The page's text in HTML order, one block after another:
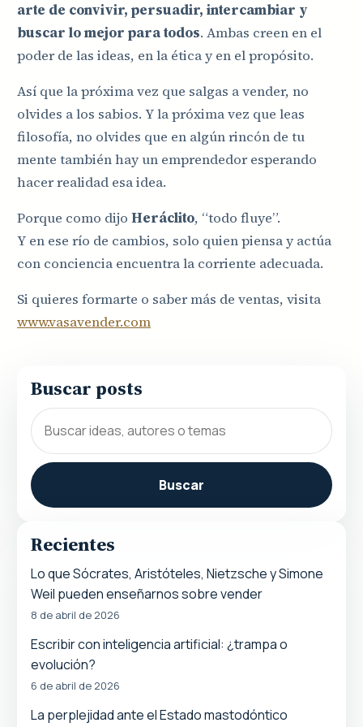
arte de convivir, persuadir, intercambiar y
buscar lo mejor para todos. Ambas creen en el
poder de las ideas, en la ética y en el propósito.
Así que la próxima vez que salgas a vender, no
olvides a los sabios. Y la próxima vez que leas
filosofía, no olvides que en algún rincón de tu
mente también hay un emprendedor esperando
hacer realidad esa idea.
Porque como dijo Heráclito, “todo fluye”.
Y en ese río de cambios, solo quien piensa y actúa
con conciencia encuentra la corriente adecuada.
Si quieres formarte o saber más de ventas, visita
www.vasavender.com
Buscar posts
Buscar
Recientes
Lo que Sócrates, Aristóteles, Nietzsche y Simone
Weil pueden enseñarnos sobre vender
8 de abril de 2026
Escribir con inteligencia artificial: ¿trampa o
evolución?
6 de abril de 2026
La perplejidad ante el Estado mastodóntico